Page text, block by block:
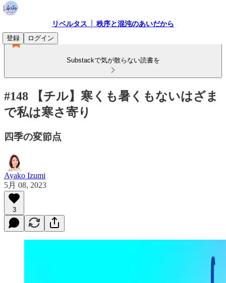
リベルタス │ 秩序と混沌のあいだから
登録
ログイン
Substackで気が散らない読書を
#148 【チル】寒くも暑くもないはざま
で私は寒さ寄り
四季の変節点
Ayako Izumi
5月 08, 2023
3